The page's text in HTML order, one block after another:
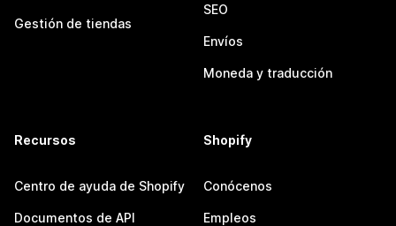
Gestión de tiendas
SEO
Envíos
Moneda y traducción
Recursos
Centro de ayuda de Shopify
Documentos de API
Shopify
Conócenos
Empleos